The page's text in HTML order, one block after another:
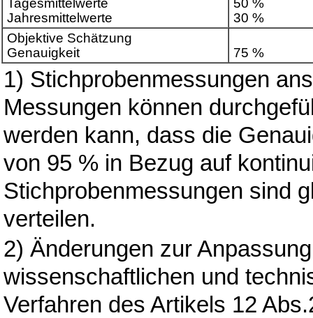
Tagesmittelwerte
Jahresmittelwerte
50 %
30 %
Objektive Schätzung
Genauigkeit
75 %
1) Stichprobenmessungen
Messungen können
werden kann, dass die
von 95 % in Bezug auf
Stichprobenmessungen sind
verteilen.
2) Änderungen zur
wissenschaftlichen und
Verfahren des Artikels 12